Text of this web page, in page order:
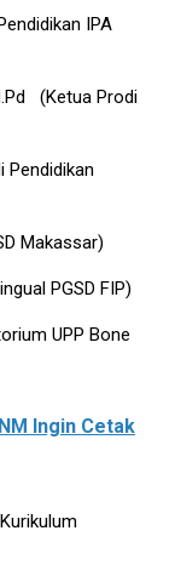
IPA
(Ketua Prodi
Pendidikan
Makassar)
PGSD FIP)
UPP Bone
Ingin Cetak